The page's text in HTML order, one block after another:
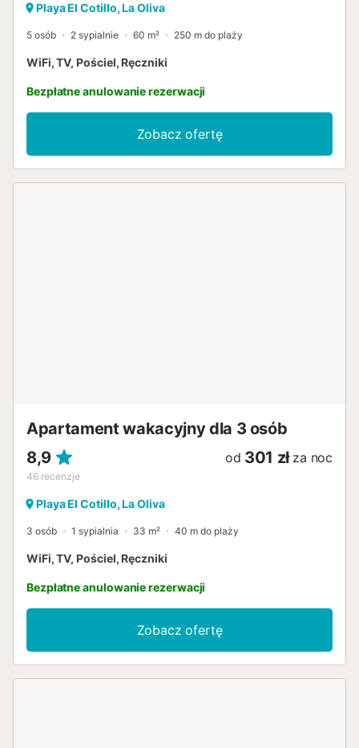
Playa El Cotillo, La Oliva
5 osób 2 sypialnie 60 m² 250 m do plaży
WiFi, TV, Pościel, Ręczniki
Bezpłatne anulowanie rezerwacji
Zobacz ofertę
Apartament wakacyjny dla 3 osób
8,9
46 recenzje
od 301 zł za noc
Playa El Cotillo, La Oliva
3 osób 1 sypialnia 33 m² 40 m do plaży
WiFi, TV, Pościel, Ręczniki
Bezpłatne anulowanie rezerwacji
Zobacz ofertę